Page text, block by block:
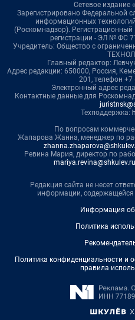
Сетевое издание
Зарегистрировано Федеральной
информационных
(Роскомнадзор).
регистрации - ЭЛ № ФС
Учредитель: Общество с
Главный редактор:
Адрес редакции: 650000, Россия,
201, телефон +7
Электронный адрес
Контактные данные для
Техподдержка:
По вопросам
Жапарова Жанна, менеджер по
Ревина Мария, директор по
mariya.revina@shkulev.ru
Редакция сайта не несет
информации,
Информация об
Политика
Политика конфиденциальности и
правила